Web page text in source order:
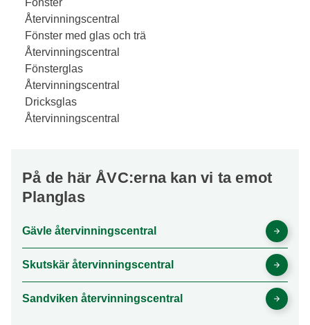
Fönster
Återvinningscentral
Fönster med glas och trä
Återvinningscentral
Fönsterglas
Återvinningscentral
Dricksglas
Återvinningscentral
På de här ÅVC:erna kan vi ta emot
Planglas
Gävle återvinningscentral
Skutskär återvinningscentral
Sandviken återvinningscentral